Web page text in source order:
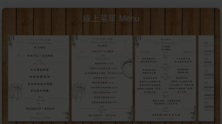
線上菜單 Menu